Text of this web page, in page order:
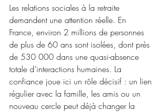
Les relations sociales à la retraite
demandent une attention réelle. En
France, environ 2 millions de personnes
de plus de 60 ans sont isolées, dont près
de 530 000 dans une quasi-absence
totale d’interactions humaines. La
confiance joue ici un rôle décisif : un lien
régulier avec la famille, les amis ou un
nouveau cercle peut déjà changer la